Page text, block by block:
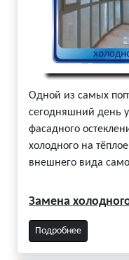
Одной из самых
сегодняшний день
фасадного
холодного на
внешнего вида
Замена
Подробнее